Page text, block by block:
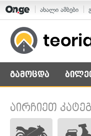
ახალი ამბები
გამოცდა
აირჩიეთ